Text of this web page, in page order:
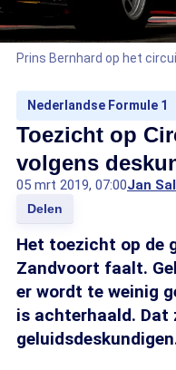
Prins Bernhard op het
Nederlandse Formule 1
Toezicht op
volgens
05 mrt 2019, 07:00Jan
Delen
Het toezicht op de
Zandvoort faalt.
er wordt te weinig
is achterhaald. Dat